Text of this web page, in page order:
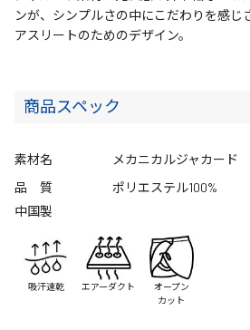
ンが、シンプルさの中にこだわりを感じ
アスリートのためのデザイン。
商品スペック
素材名
メカニカルジャカード
品 質
ポリエステル100%
中国製
吸汗速乾 エアーダクト
オープン
カット